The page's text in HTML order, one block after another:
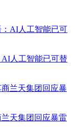
人工智能已可替
天集团回应暴雷